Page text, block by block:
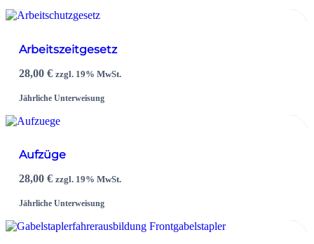
Arbeitszeitgesetz
28,00€ zzgl. 19% MwSt.
Jährliche Unterweisung
Aufzüge
28,00€ zzgl. 19% MwSt.
Jährliche Unterweisung